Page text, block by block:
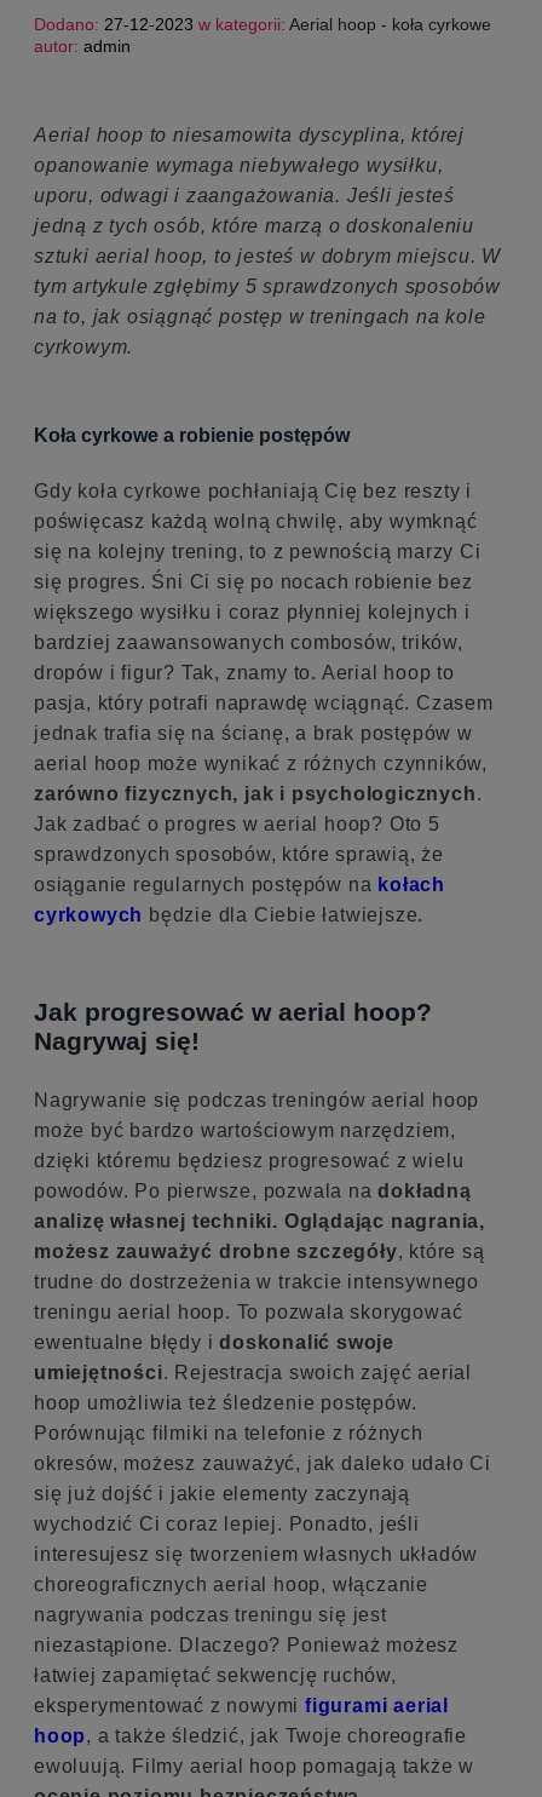
Porady aerialowe (39)
Porady treningowe
Dla dzieci
Dodano: 27-12-2023 w kategorii: Aerial hoop - koła cyrkowe
autor: admin
Aerial hoop to niesamowita dyscyplina, której
opanowanie wymaga niebywałego wysiłku,
uporu, odwagi i zaangażowania. Jeśli jesteś
jedną z tych osób, które marzą o doskonaleniu
sztuki aerial hoop, to jesteś w dobrym miejscu. W
tym artykule zgłębimy 5 sprawdzonych sposobów
na to, jak osiągnąć postęp w treningach na kole
cyrkowym.
Koła cyrkowe a robienie postępów
Gdy koła cyrkowe pochłaniają Cię bez reszty i
poświęcasz każdą wolną chwilę, aby wymknąć
się na kolejny trening, to z pewnością marzy Ci
się progres. Śni Ci się po nocach robienie bez
większego wysiłku i coraz płynniej kolejnych i
bardziej zaawansowanych combosów, trików,
dropów i figur? Tak, znamy to. Aerial hoop to
pasja, który potrafi naprawdę wciągnąć. Czasem
jednak trafia się na ścianę, a brak postępów w
aerial hoop może wynikać z różnych czynników,
zarówno fizycznych, jak i psychologicznych.
Jak zadbać o progres w aerial hoop? Oto 5
sprawdzonych sposobów, które sprawią, że
osiąganie regularnych postępów na kołach
cyrkowych będzie dla Ciebie łatwiejsze.
Jak progresować w aerial hoop?
Nagrywaj się!
Nagrywanie się podczas treningów aerial hoop
może być bardzo wartościowym narzędziem,
dzięki któremu będziesz progresować z wielu
powodów. Po pierwsze, pozwala nadokładną
analizę własnej techniki. Oglądając nagrania,
możesz zauważyć drobne szczegóły, które są
trudne do dostrzeżenia w trakcie intensywnego
treningu aerial hoop. To pozwala skorygować
ewentualne błędy idoskonalić swoje
umiejętności. Rejestracja swoich zajęć aerial
hoop umożliwia też śledzenie postępów.
Porównując filmiki na telefonie z różnych
okresów, możesz zauważyć, jak daleko udało Ci
się już dojść i jakie elementy zaczynają
wychodzić Ci coraz lepiej. Ponadto, jeśli
interesujesz się tworzeniem własnych układów
choreograficznych aerial hoop, włączanie
nagrywania podczas treningu się jest
niezastąpione. Dlaczego? Ponieważ możesz
łatwiej zapamiętać sekwencję ruchów,
eksperymentować z nowymifigurami aerial
hoop, a także śledzić, jak Twoje choreografie
ewoluują. Filmy aerial hoop pomagają także w